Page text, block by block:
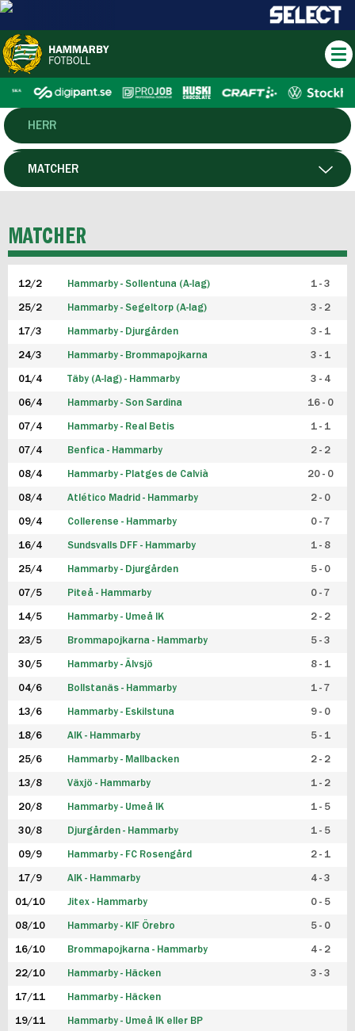
HERR
DAM
P19
F19
FUTSAL HERR
FUTSAL DAM
MATCHER
MATCHER
12/2 Hammarby - Sollentuna (A-lag) 1 - 3
25/2 Hammarby - Segeltorp (A-lag) 3 - 2
17/3 Hammarby - Djurgården 3 - 1
24/3 Hammarby - Brommapojkarna 3 - 1
01/4 Täby (A-lag) - Hammarby 3 - 4
06/4 Hammarby - Son Sardina 16 - 0
07/4 Hammarby - Real Betis 1 - 1
07/4 Benfica - Hammarby 2 - 2
08/4 Hammarby - Platges de Calvià 20 - 0
08/4 Atlético Madrid - Hammarby 2 - 0
09/4 Collerense - Hammarby 0 - 7
16/4 Sundsvalls DFF - Hammarby 1 - 8
25/4 Hammarby - Djurgården 5 - 0
07/5 Piteå - Hammarby 0 - 7
14/5 Hammarby - Umeå IK 2 - 2
23/5 Brommapojkarna - Hammarby 5 - 3
30/5 Hammarby - Älvsjö 8 - 1
04/6 Bollstanäs - Hammarby 1 - 7
13/6 Hammarby - Eskilstuna 9 - 0
18/6 AIK - Hammarby 5 - 1
25/6 Hammarby - Mallbacken 2 - 2
13/8 Växjö - Hammarby 1 - 2
20/8 Hammarby - Umeå IK 1 - 5
30/8 Djurgården - Hammarby 1 - 5
09/9 Hammarby - FC Rosengård 2 - 1
17/9 AIK - Hammarby 4 - 3
01/10 Jitex - Hammarby 0 - 5
08/10 Hammarby - KIF Örebro 5 - 0
16/10 Brommapojkarna - Hammarby 4 - 2
22/10 Hammarby - Häcken 3 - 3
17/11 Hammarby - Häcken
19/11 Hammarby - Umeå IK eller BP